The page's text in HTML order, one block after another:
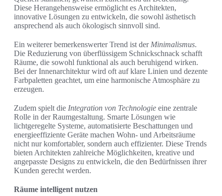
Diese Herangehensweise ermöglicht es Architekten,
innovative Lösungen zu entwickeln, die sowohl ästhetisch
ansprechend als auch ökologisch sinnvoll sind.
Ein weiterer bemerkenswerter Trend ist der Minimalismus.
Die Reduzierung von überflüssigem Schnickschnack schafft
Räume, die sowohl funktional als auch beruhigend wirken.
Bei der Innenarchitektur wird oft auf klare Linien und dezente
Farbpaletten geachtet, um eine harmonische Atmosphäre zu
erzeugen.
Zudem spielt die Integration von Technologie eine zentrale
Rolle in der Raumgestaltung. Smarte Lösungen wie
lichtgeregelte Systeme, automatisierte Beschattungen und
energieeffiziente Geräte machen Wohn- und Arbeitsräume
nicht nur komfortabler, sondern auch effizienter. Diese Trends
bieten Architekten zahlreiche Möglichkeiten, kreative und
angepasste Designs zu entwickeln, die den Bedürfnissen ihrer
Kunden gerecht werden.
Räume intelligent nutzen